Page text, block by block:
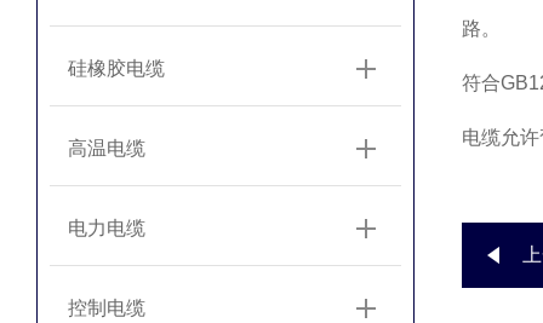
硅橡胶电缆
高温电缆
电力电缆
控制电缆
路。
符合
电缆允